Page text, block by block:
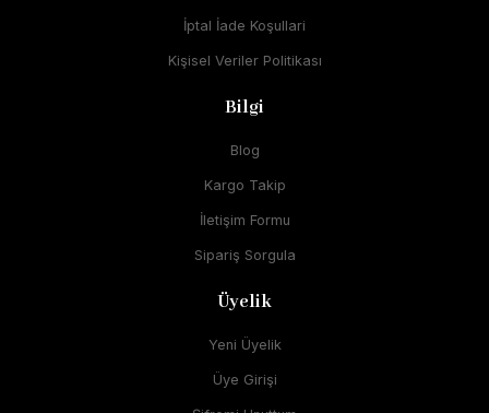
İptal İade Koşullari
Kişisel Veriler Politikası
Bilgi
Blog
Kargo Takip
İletişim Formu
Sipariş Sorgula
Üyelik
Yeni Üyelik
Üye Girişi